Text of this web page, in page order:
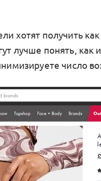
хотят получить
лучше понять, как
число